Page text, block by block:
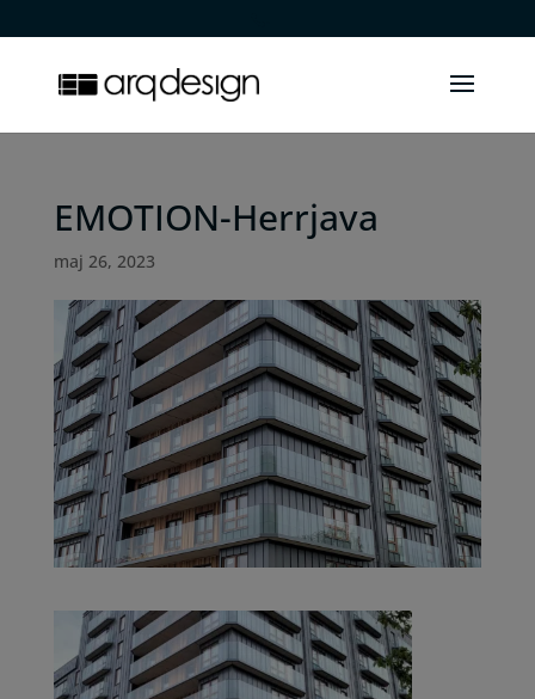
EMOTION-Herrjava
maj 26, 2023